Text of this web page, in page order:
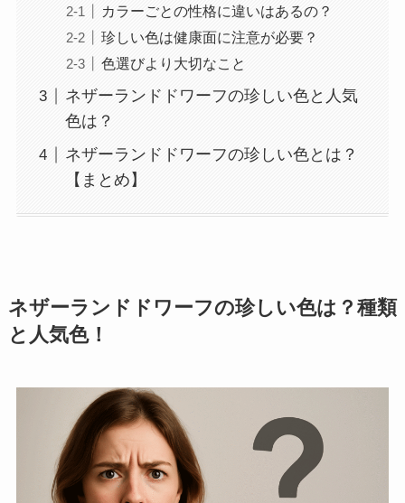
カラーごとの性格に違いはあるの？
珍しい色は健康面に注意が必要？
色選びより大切なこと
ネザーランドドワーフの珍しい色と人気
色は？
ネザーランドドワーフの珍しい色とは？
【まとめ】
ネザーランドドワーフの珍しい色は？種類
と人気色！